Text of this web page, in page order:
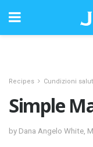
Recipes Cundizioni
Simple
by Dana Angelo White,